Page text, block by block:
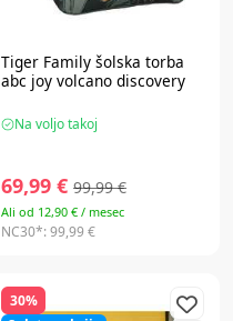
Tiger Family šolska torba
abc joy volcano discovery
Na voljo takoj
69,99 € 99,99 €
Ali od 12,90 € / mesec
NC30*:99,99 €
30%